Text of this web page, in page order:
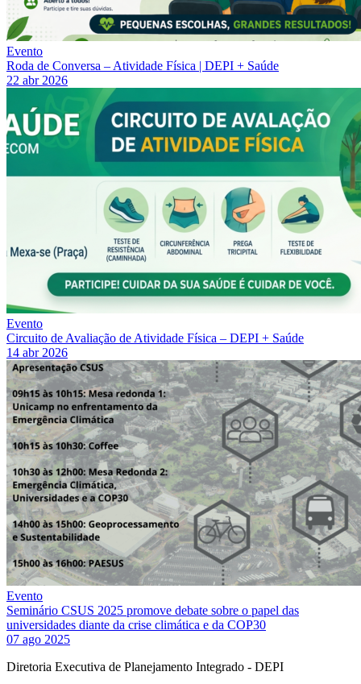
Evento
Roda de Conversa – Atividade Física | DEPI + Saúde
22 abr 2026
Evento
Circuito de Avaliação de Atividade Física – DEPI + Saúde
14 abr 2026
Evento
Seminário CSUS 2025 promove debate sobre o papel das
universidades diante da crise climática e da COP30
07 ago 2025
Diretoria Executiva de Planejamento Integrado - DEPI